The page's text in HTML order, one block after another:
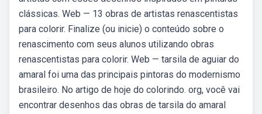
clássicas. Web — 13 obras de artistas renascentistas
para colorir. Finalize (ou inicie) o conteúdo sobre o
renascimento com seus alunos utilizando obras
renascentistas para colorir. Web — tarsila de aguiar do
amaral foi uma das principais pintoras do modernismo
brasileiro. No artigo de hoje do colorindo. org, você vai
encontrar desenhos das obras de tarsila do amaral